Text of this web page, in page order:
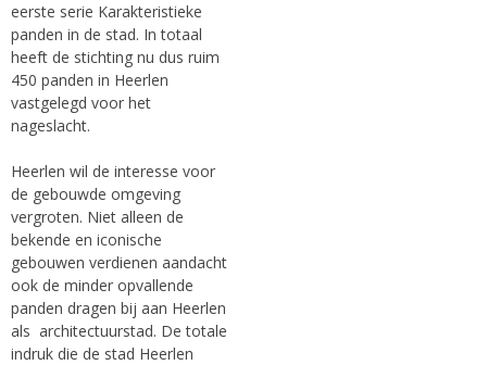
eerste serie Karakteristieke
panden in de stad. In totaal
heeft de stichting nu dus ruim
450 panden in Heerlen
vastgelegd voor het
nageslacht.
Heerlen wil de interesse voor
de gebouwde omgeving
vergroten. Niet alleen de
bekende en iconische
gebouwen verdienen aandacht
ook de minder opvallende
panden dragen bij aan Heerlen
als architectuurstad. De totale
indruk die de stad Heerlen